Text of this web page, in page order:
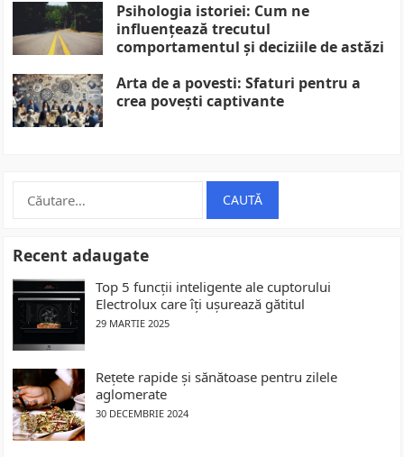
Psihologia istoriei: Cum ne
influențează trecutul
comportamentul și deciziile de astăzi
Arta de a povesti: Sfaturi pentru a
crea povești captivante
Caută
Recent adaugate
Top 5 funcții inteligente ale cuptorului
Electrolux care îți ușurează gătitul
29 MARTIE 2025
Rețete rapide și sănătoase pentru zilele
aglomerate
30 DECEMBRIE 2024